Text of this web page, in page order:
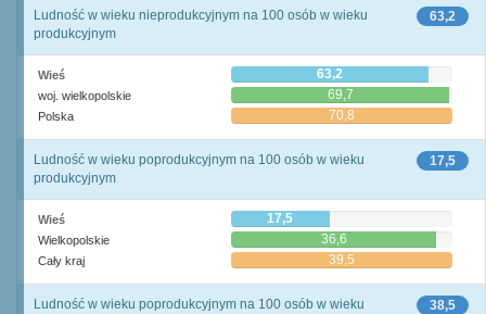
63,2
Ludność w wieku nieprodukcyjnym na 100 osób w wieku
produkcyjnym
Wieś 63,2
woj. wielkopolskie 69,7
Polska 70,8
17,5
Ludność w wieku poprodukcyjnym na 100 osób w wieku
produkcyjnym
Wieś 17,5
Wielkopolskie 36,6
Cały kraj 39,5
38,5
Ludność w wieku poprodukcyjnym na 100 osób w wieku